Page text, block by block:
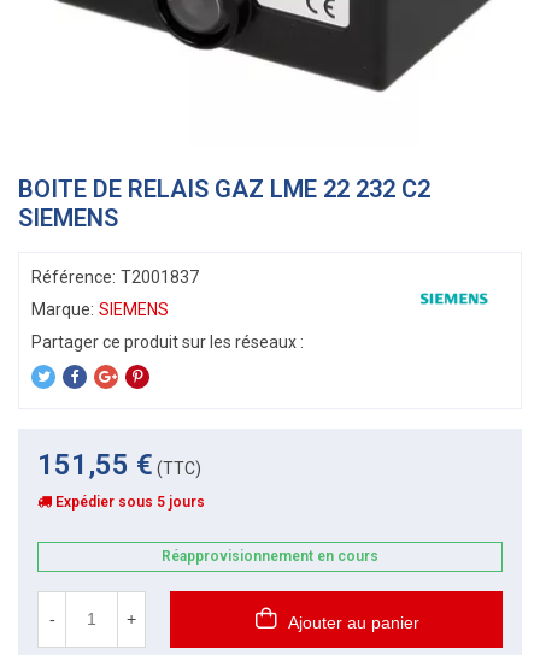
BOITE DE RELAIS GAZ LME 22 232 C2
SIEMENS
Référence: T2001837
Marque: SIEMENS
151,55 € (TTC)
Expédier sous 5 jours
Réapprovisionnement en cours
- + Ajouter au panier